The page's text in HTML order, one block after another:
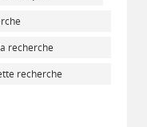
recherche
recherche